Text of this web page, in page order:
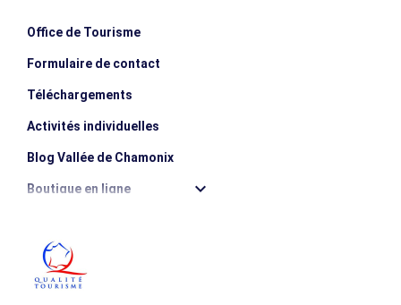
Office de Tourisme
Formulaire de contact
Téléchargements
Activités individuelles
Blog Vallée de Chamonix
Boutique en ligne
Les incontournables
Photothèque